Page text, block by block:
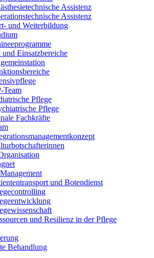
Assistenz
Assistenz
und Weiterbildung
Einsatzbereiche
Team
Pflege
Pflege
Fachkräfte
und Botendienst
und Resilienz in der Pflege
Behandlung